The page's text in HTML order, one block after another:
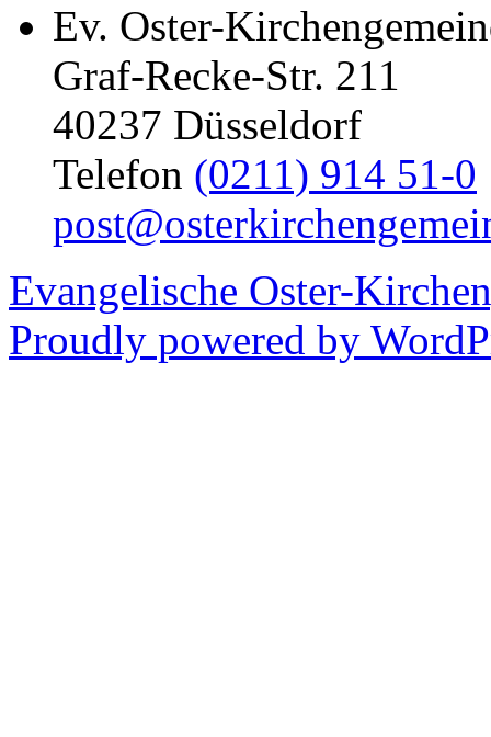
Ev. Oster-
Graf-Recke-Str. 211
40237 Düsseldorf
Telefon (0211) 914 51-0
Evangelische Oster-
Proudly powered by